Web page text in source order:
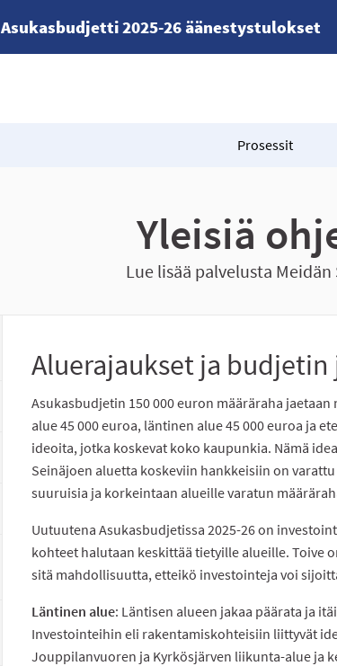
Asukasbudjetti 2025-26 äänestystulokset
Prosessit
Yleisiä
Lue lisää palvelusta
Aluerajaukset ja
Asukasbudjetin 150 000 euron määräraha
alue 45 000 euroa, läntinen alue 45 000 euroa ja
ideoita, jotka koskevat koko kaupunkia. Nämä
Seinäjoen aluetta koskeviin hankkeisiin on
suuruisia ja korkeintaan alueille varatun
Uutuutena Asukasbudjetissa 2025-26 on
kohteet halutaan keskittää tietyille alueille. Toive
sitä mahdollisuutta, etteikö investointeja voi
Läntinen alue: Läntisen alueen jakaa päärata ja
Investointeihin eli rakentamiskohteisiin liittyvät
Jouppilanvuoren ja Kyrkösjärven liikunta-alue ja